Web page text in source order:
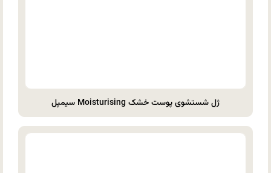
ژل شستشوی پوست خشک Moisturising سیمپل